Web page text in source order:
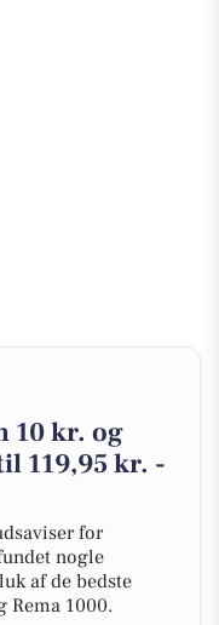
10 kr. og
119,95 kr. -
for
nogle
af de bedste
Rema 1000.